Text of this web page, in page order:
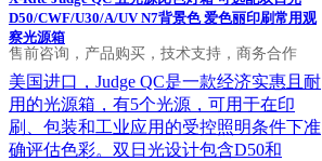
D50/CWF/U30/A/UV N7背景色 爱色丽印刷常用观
察光源箱
美国进口，Judge QC是一款经济实惠且耐
用的光源箱，有5个光源，可用于在印
刷、包装和工业应用的受控照明条件下准
确评估色彩。双日光设计包含D50和
售前咨询，产品购买，技术支持，商务合作